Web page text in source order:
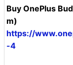
Buy OnePlus
m)
https://
-4